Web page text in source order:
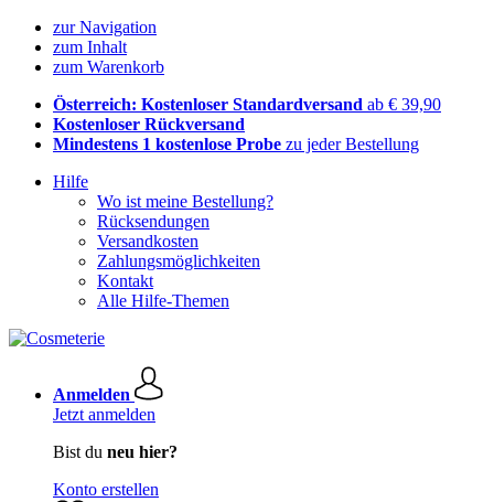
zur Navigation
zum Inhalt
zum Warenkorb
Österreich: Kostenloser Standardversand ab € 39,90
Kostenloser Rückversand
Mindestens 1 kostenlose Probe zu jeder Bestellung
Hilfe
Wo ist meine Bestellung?
Rücksendungen
Versandkosten
Zahlungsmöglichkeiten
Kontakt
Alle Hilfe-Themen
Anmelden
Jetzt anmelden
Bist du neu hier?
Konto erstellen